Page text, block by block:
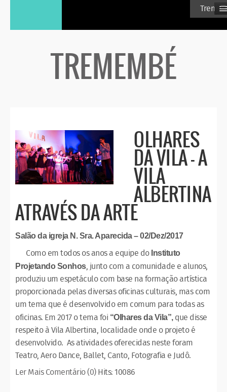
≡
TREMEMBÉ
OLHARES
DA VILA – A
VILA
ALBERTINA
ATRAVÉS DA ARTE
Salão da igreja N. Sra. Aparecida – 02/Dez/2017
Como em todos os anos a equipe do Instituto
Projetando Sonhos, junto com a comunidade e alunos,
produziu um espetáculo com base na formação artística
proporcionada pelas diversas oficinas culturais, mas com
um tema que é desenvolvido em comum para todas as
oficinas. Em 2017 o tema foi “Olhares da Vila”,que disse
respeito à Vila Albertina, localidade onde o projeto é
desenvolvido. As atividades oferecidas neste foram
Teatro, Aero Dance, Ballet, Canto, Fotografia e Judô.
Ler Mais Comentário (0)Hits: 10086